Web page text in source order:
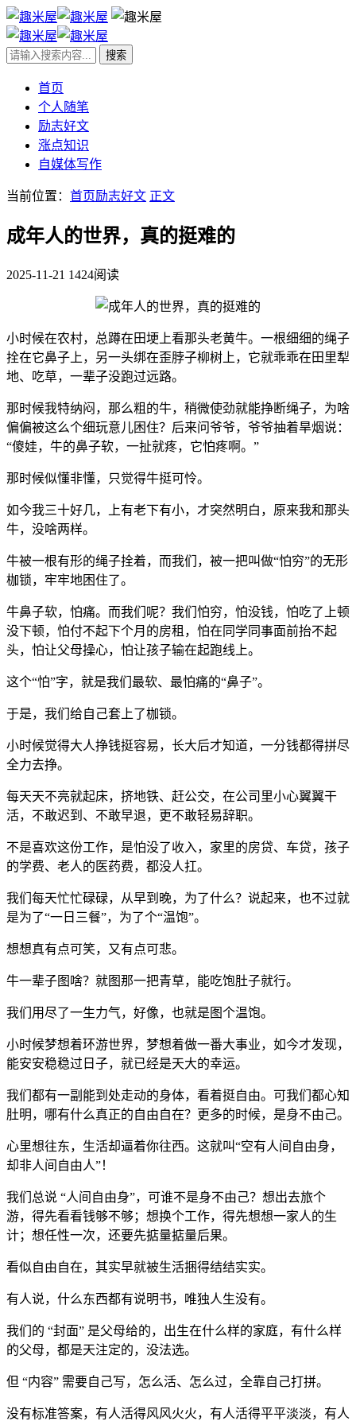
首页
个人随笔
励志好文
涨点知识
自媒体写作
当前位置： 首页励志好文 正文
成年人的世界，真的挺难的
2025-11-21 1424阅读
小时候在农村，总蹲在田埂上看那头老黄牛。一根细细的绳子
拴在它鼻子上，另一头绑在歪脖子柳树上，它就乖乖在田里犁
地、吃草，一辈子没跑过远路。
那时候我特纳闷，那么粗的牛，稍微使劲就能挣断绳子，为啥
偏偏被这么个细玩意儿困住？后来问爷爷，爷爷抽着旱烟说：
“傻娃，牛的鼻子软，一扯就疼，它怕疼啊。”
那时候似懂非懂，只觉得牛挺可怜。
如今我三十好几，上有老下有小，才突然明白，原来我和那头
牛，没啥两样。
牛被一根有形的绳子拴着，而我们，被一把叫做“怕穷”的无形
枷锁，牢牢地困住了。
牛鼻子软，怕痛。而我们呢？我们怕穷，怕没钱，怕吃了上顿
没下顿，怕付不起下个月的房租，怕在同学同事面前抬不起
头，怕让父母操心，怕让孩子输在起跑线上。
这个“怕”字，就是我们最软、最怕痛的“鼻子”。
于是，我们给自己套上了枷锁。
小时候觉得大人挣钱挺容易，长大后才知道，一分钱都得拼尽
全力去挣。
每天天不亮就起床，挤地铁、赶公交，在公司里小心翼翼干
活，不敢迟到、不敢早退，更不敢轻易辞职。
不是喜欢这份工作，是怕没了收入，家里的房贷、车贷，孩子
的学费、老人的医药费，都没人扛。
我们每天忙忙碌碌，从早到晚，为了什么？说起来，也不过就
是为了“一日三餐”，为了个“温饱”。
想想真有点可笑，又有点可悲。
牛一辈子图啥？就图那一把青草，能吃饱肚子就行。
我们用尽了一生力气，好像，也就是图个温饱。
小时候梦想着环游世界，梦想着做一番大事业，如今才发现，
能安安稳稳过日子，就已经是天大的幸运。
我们都有一副能到处走动的身体，看着挺自由。可我们都心知
肚明，哪有什么真正的自由自在？更多的时候，是身不由己。
心里想往东，生活却逼着你往西。这就叫“空有人间自由身，
却非人间自由人”！
我们总说 “人间自由身”，可谁不是身不由己？想出去旅个
游，得先看看钱够不够；想换个工作，得先想想一家人的生
计；想任性一次，还要先掂量掂量后果。
看似自由自在，其实早就被生活捆得结结实实。
有人说，什么东西都有说明书，唯独人生没有。
我们的 “封面” 是父母给的，出生在什么样的家庭，有什么样
的父母，都是天注定的，没法选。
但 “内容” 需要自己写，怎么活、怎么过，全靠自己打拼。
没有标准答案，有人活得风风火火，有人活得平平淡淡，有人